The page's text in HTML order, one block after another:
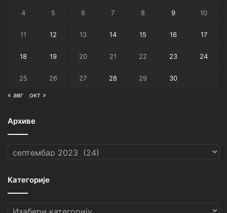
4 5 6 7 8 9 10
11 12 13 14 15 16 17
18 19 20 21 22 23 24
25 26 27 28 29 30
« авг окт »
Архиве
Категорије
Категорије